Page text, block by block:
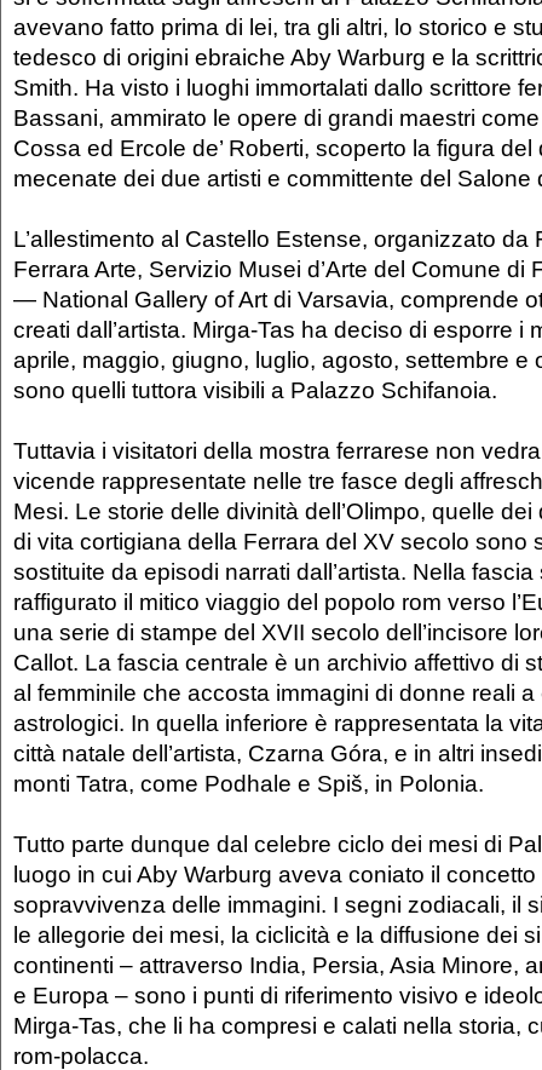
avevano fatto prima di lei, tra gli altri, lo storico e
tedesco di origini ebraiche Aby Warburg e la
Smith. Ha visto i luoghi immortalati dallo scrittore
Bassani, ammirato le opere di grandi maestri
Cossa ed Ercole de’ Roberti, scoperto la figura del
mecenate dei due artisti e committente del Salone
L’allestimento al Castello Estense, organizzato da
Ferrara Arte, Servizio Musei d’Arte del Comune di
— National Gallery of Art di Varsavia, comprende
creati dall’artista. Mirga-Tas ha deciso di esporre i
aprile, maggio, giugno, luglio, agosto, settembre e
sono quelli tuttora visibili a Palazzo Schifanoia.
Tuttavia i visitatori della mostra ferrarese non
vicende rappresentate nelle tre fasce degli
Mesi. Le storie delle divinità dell’Olimpo, quelle
di vita cortigiana della Ferrara del XV secolo sono
sostituite da episodi narrati dall’artista. Nella
raffigurato il mitico viaggio del popolo rom verso
una serie di stampe del XVII secolo dell’incisore
Callot. La fascia centrale è un archivio affettivo di
al femminile che accosta immagini di donne reali
astrologici. In quella inferiore è rappresentata la
città natale dell’artista, Czarna Góra, e in altri
monti Tatra, come Podhale e Spiš, in Polonia.
Tutto parte dunque dal celebre ciclo dei mesi di
luogo in cui Aby Warburg aveva coniato il
sopravvivenza delle immagini. I segni zodiacali, il
le allegorie dei mesi, la ciclicità e la diffusione dei
continenti – attraverso India, Persia, Asia Minore,
e Europa – sono i punti di riferimento visivo e
Mirga-Tas, che li ha compresi e calati nella storia,
rom-polacca.